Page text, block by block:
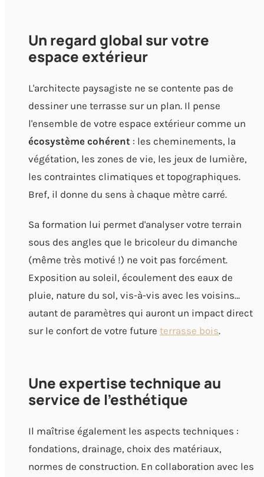
Un regard global sur votre
espace extérieur
L'architecte paysagiste ne se contente pas de
dessiner une terrasse sur un plan. Il pense
l'ensemble de votre espace extérieur comme un
écosystème cohérent : les cheminements, la
végétation, les zones de vie, les jeux de lumière,
les contraintes climatiques et topographiques.
Bref, il donne du sens à chaque mètre carré.
Sa formation lui permet d'analyser votre terrain
sous des angles que le bricoleur du dimanche
(même très motivé !) ne voit pas forcément.
Exposition au soleil, écoulement des eaux de
pluie, nature du sol, vis-à-vis avec les voisins…
autant de paramètres qui auront un impact direct
sur le confort de votre future terrasse bois.
Une expertise technique au
service de l'esthétique
Il maîtrise également les aspects techniques :
fondations, drainage, choix des matériaux,
normes de construction. En collaboration avec les